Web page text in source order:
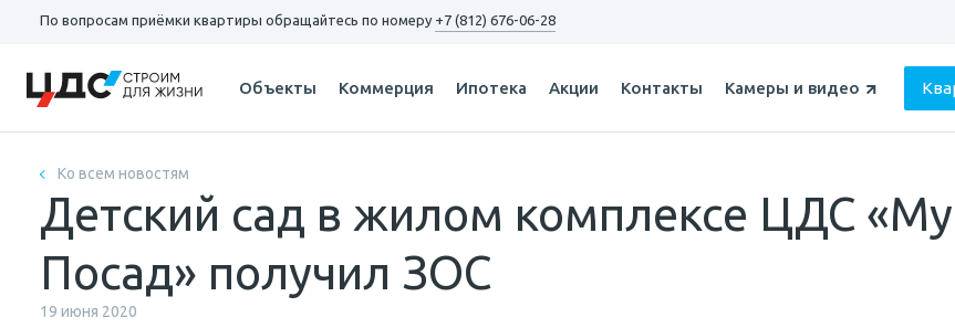
По вопросам приёмки квартиры обращайтесь по номеру +7 (812) 676-06-28
Объекты Коммерция Ипотека Акции Контакты
Ко всем новостям
Детский сад в жилом комплексе ЦДС
Посад» получил ЗОС
19 июня 2020